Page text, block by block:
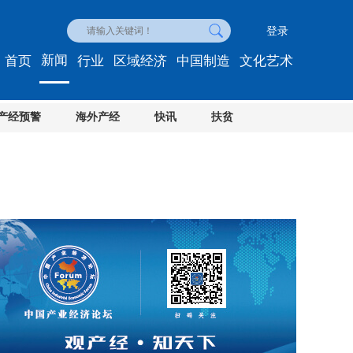
登录
首页 新闻
经预警 海外产经 快讯 扶贫
行业 区域经济 中国制造 文化艺术